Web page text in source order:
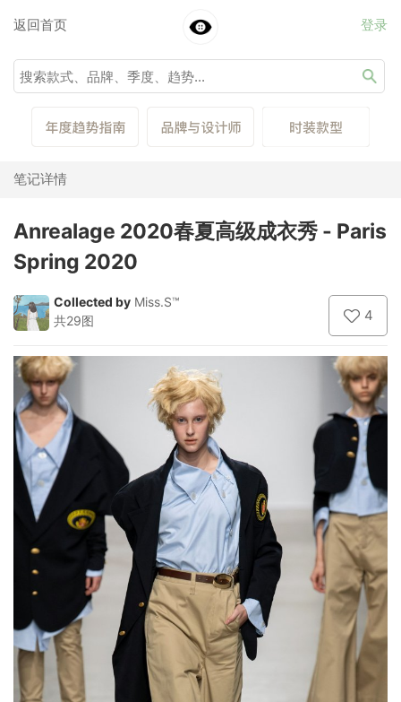
返回首页 登录
笔记详情
Anrealage 2020春夏高级成衣秀 - Paris
Spring 2020
Collected by Miss.S™
共29图
4